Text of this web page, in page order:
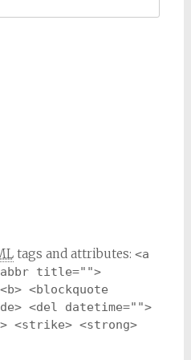
tags and attributes: <a
title="">
<blockquote
<del datetime="">
<strike> <strong>